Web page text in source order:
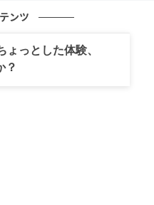
ンツ
っとした体験、
？